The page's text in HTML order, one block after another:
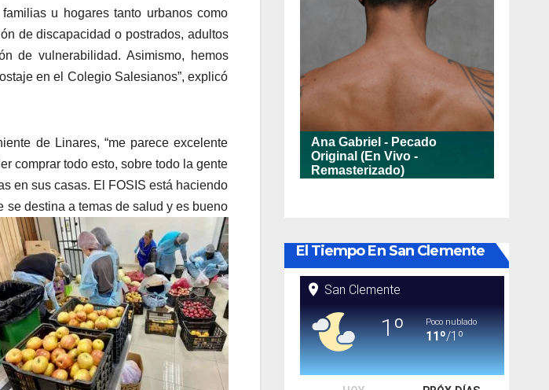
u hogares tanto urbanos como
de discapacidad o postrados, adultos
de vulnerabilidad. Asimismo, hemos
en el Colegio Salesianos”, explicó
de Linares, “me parece excelente
comprar todo esto, sobre todo la gente
en sus casas. El FOSIS está haciendo
destina a temas de salud y es bueno
El Tiempo En San Clemente